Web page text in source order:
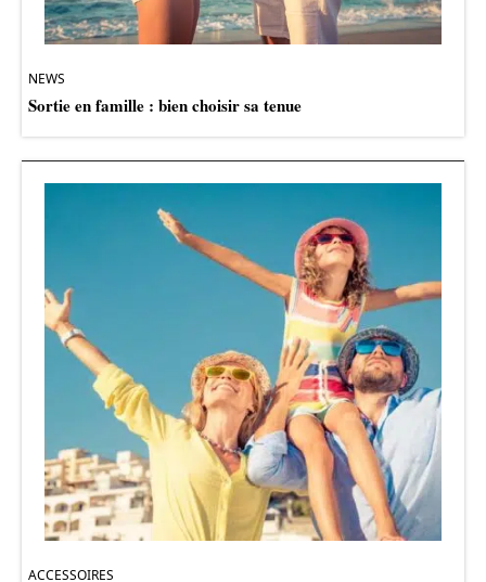
NEWS
Sortie en famille : bien choisir sa tenue
ACCESSOIRES